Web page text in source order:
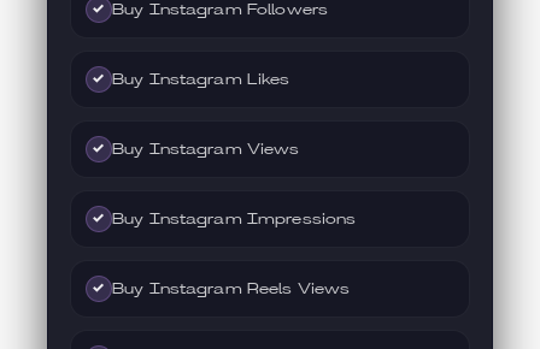
✓ Buy Instagram Followers
✓ Buy Instagram Likes
✓ Buy Instagram Views
✓ Buy Instagram Impressions
✓ Buy Instagram Reels Views